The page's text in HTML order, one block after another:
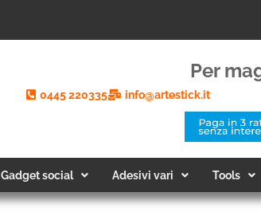
Per
0445 220335 info@artestick.it
Gadget social Adesivi vari Tools